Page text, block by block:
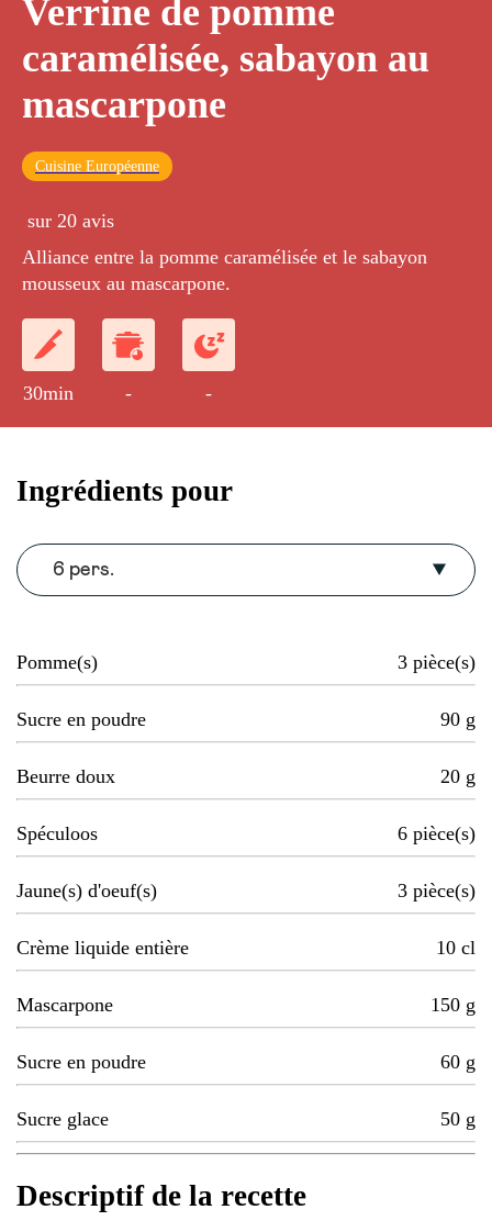
Verrine de pomme
caramélisée, sabayon au
mascarpone
Cuisine Européenne
sur 20 avis
Alliance entre la pomme caramélisée et le sabayon
mousseux au mascarpone.
30min - -
Ingrédients pour
6 pers.
Pomme(s) 3 pièce(s)
Sucre en poudre 90 g
Beurre doux 20 g
Spéculoos 6 pièce(s)
Jaune(s) d'oeuf(s) 3 pièce(s)
Crème liquide entière 10 cl
Mascarpone 150 g
Sucre en poudre 60 g
Sucre glace 50 g
Descriptif de la recette